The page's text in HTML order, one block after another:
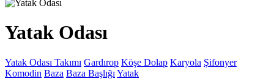
Yatak Odası
Yatak Odası Takımı Gardırop Köşe Dolap Karyola Şifonyer
Komodin Baza Baza Başlığı Yatak